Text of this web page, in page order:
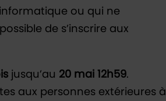
ou qui ne
de s’inscrire aux
jusqu’au 20 mai 12h59.
aux personnes extérieures à